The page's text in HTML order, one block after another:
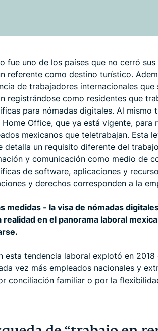
fue uno de los países que no cerró
referente como destino turístico.
de trabajadores internacionales
registrándose como residentes que
para nómadas digitales. Al mismo
Home Office, que ya está vigente,
mexicanos que teletrabajan. Esta
detalla un requisito diferente del
y comunicación como medio de
de software, aplicaciones y
y derechos corresponden a la
medidas - la visa de nómadas
realidad en el panorama laboral
esta tendencia laboral explotó en
vez más empleados nacionales y
conciliación familiar o por la